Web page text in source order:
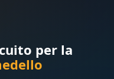
per la